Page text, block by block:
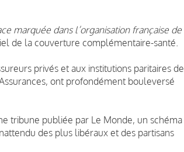
marquée dans l’organisation française de
de la couverture complémentaire-santé.
privés et aux institutions paritaires de
ont profondément bouleversé
tribune publiée par Le Monde, un schéma
des plus libéraux et des partisans